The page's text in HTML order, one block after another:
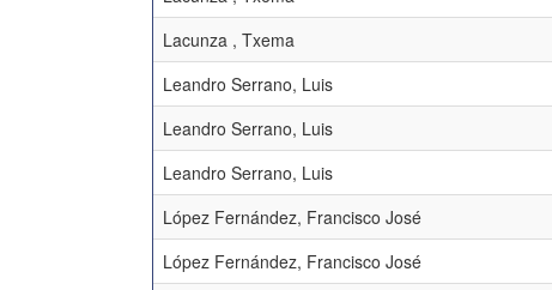
Lacunza , Txema
Leandro Serrano, Luis
Leandro Serrano, Luis
Leandro Serrano, Luis
López Fernández, Francisco José
López Fernández, Francisco José